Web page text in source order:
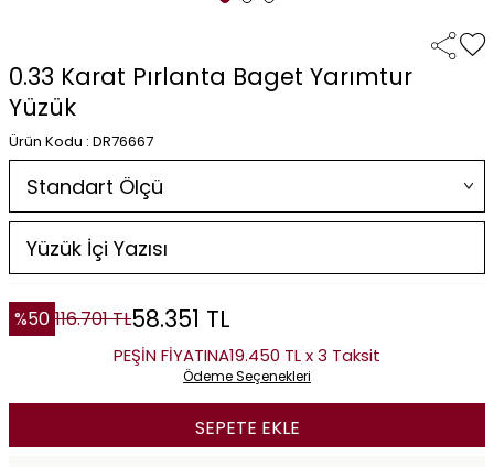
0.33 Karat Pırlanta Baget Yarımtur
Yüzük
Ürün Kodu : DR76667
%50 116.701TL58.351 TL
PEŞİN FİYATINA19.450 TL x 3 Taksit
Ödeme Seçenekleri
SEPETE EKLE